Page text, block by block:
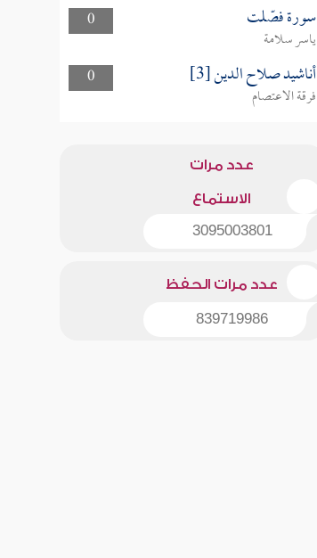
0
سورة فصّلت
ياسر سلامة
0
أناشيد صلاح الدين [3]
فرقة الاعتصام
عدد مرات
الاستماع
3095003801
عدد مرات الحفظ
839719986